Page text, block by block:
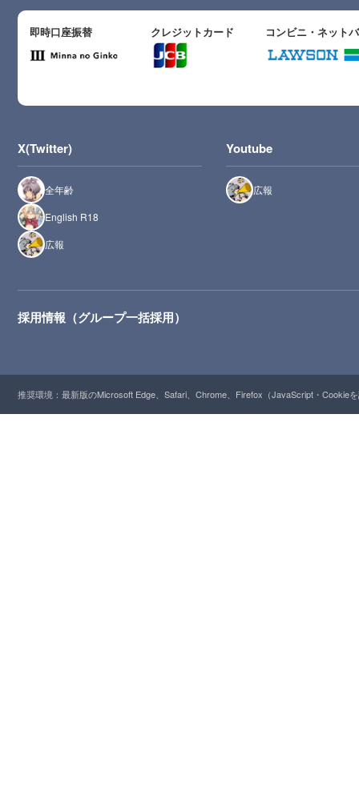
即時口座振替 クレジットカード コンビニ・ネット
X(Twitter)
全年齢
English R18
広報
Youtube
広報
採用情報（グループ一括採用）
推奨環境：最新版のMicrosoft Edge、Safari、Chrome、Firefox（JavaScript・Cookie